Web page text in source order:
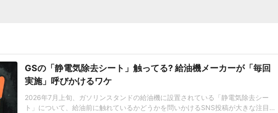
GSの「静電気除去シート」触ってる? 給油機メーカーが「毎回
実施」呼びかけるワケ
2026年7月上旬、ガソリンスタンドの給油機に設置されている「静電気除去シー
ト」について、給油前に触れているかどうかを問いかけるSNS投稿が大きな注目